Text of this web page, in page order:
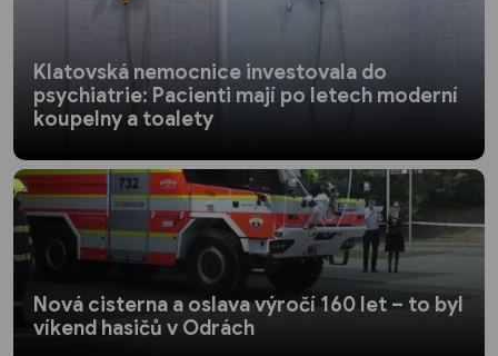
Klatovská nemocnice investovala do
psychiatrie: Pacienti mají po letech moderní
koupelny a toalety
Nová cisterna a oslava výročí 160 let – to byl
víkend hasičů v Odrách